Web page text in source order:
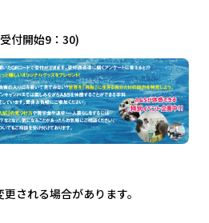
付開始9：30)
される場合があります。